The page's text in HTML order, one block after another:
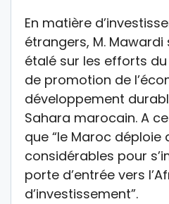
En matière
étrangers, M. Mawardi
étalé sur les efforts
de promotion de
développement
Sahara marocain. A
que “le Maroc déploie
considérables pour
porte d’entrée vers
d’investissement”.